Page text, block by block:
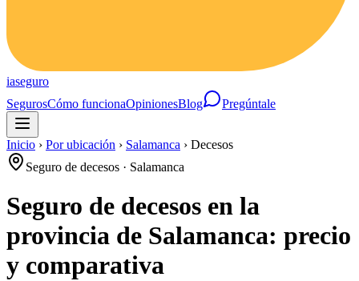
iaseguro
SegurosCómo funcionaOpinionesBlog Pregúntale
Inicio › Por ubicación › Salamanca › Decesos
Seguro de decesos · Salamanca
Seguro de decesos en la
provincia de Salamanca: precio
y comparativa